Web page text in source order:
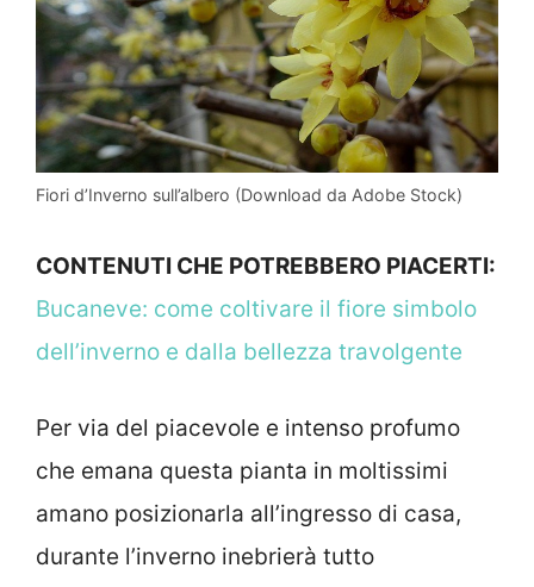
Fiori d’Inverno sull’albero (Download da Adobe Stock)
CONTENUTI CHE POTREBBERO PIACERTI:
Bucaneve: come coltivare il fiore simbolo
dell’inverno e dalla bellezza travolgente
Per via del piacevole e intenso profumo
che emana questa pianta in moltissimi
amano posizionarla all’ingresso di casa,
durante l’inverno inebrierà tutto